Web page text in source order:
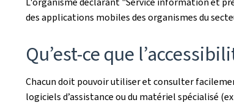
des applications mobiles des organismes du
Qu’est-ce que
Chacun doit pouvoir utiliser et consulter
logiciels d’assistance ou du matériel spécialisé